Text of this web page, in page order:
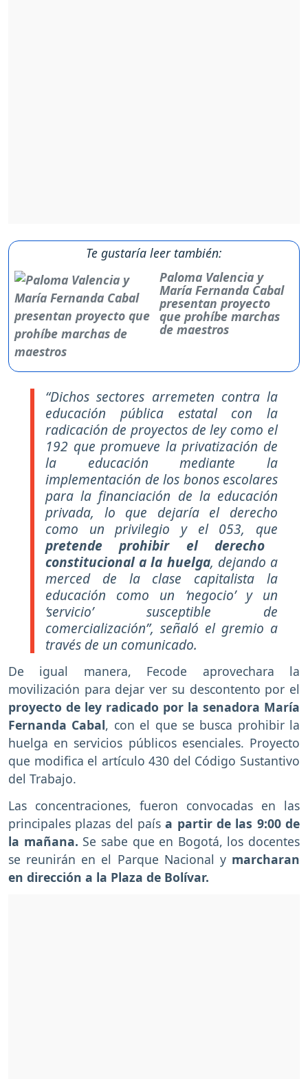
Te gustaría leer también:
Paloma Valencia y
María Fernanda Cabal
presentan proyecto
que prohíbe marchas
de maestros
“Dichos sectores arremeten contra la
educación pública estatal con la
radicación de proyectos de ley como el
192 que promueve la privatización de
la educación mediante la
implementación de los bonos escolares
para la financiación de la educación
privada, lo que dejaría el derecho
como un privilegio y el 053, que
pretende prohibir el derecho
constitucional a la huelga, dejando a
merced de la clase capitalista la
educación como un ‘negocio’ y un
‘servicio’ susceptible de
comercialización”, señaló el gremio a
través de un comunicado.
De igual manera, Fecode aprovechara la
movilización para dejar ver su descontento por el
proyecto de ley radicado por la senadora María
Fernanda Cabal, con el que se busca prohibir la
huelga en servicios públicos esenciales. Proyecto
que modifica el artículo 430 del Código Sustantivo
del Trabajo.
Las concentraciones, fueron convocadas en las
principales plazas del paísa partir de las 9:00 de
la mañana. Se sabe que en Bogotá, los docentes
se reunirán en el Parque Nacional y marcharan
en dirección a la Plaza de Bolívar.